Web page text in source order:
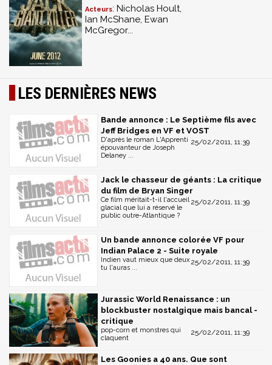
Acteurs: Nicholas Hoult,
Ian McShane, Ewan
McGregor...
LES DERNIÈRES NEWS
Bande annonce : Le Septième fils avec
Jeff Bridges en VF et VOST
25/02/2011, 11:39
D'après le roman L'Apprenti
épouvanteur de Joseph
Delaney ...
Jack le chasseur de géants : La critique
du film de Bryan Singer
25/02/2011, 11:39
Ce film méritait-t-il l'accueil
glacial que lui a réservé le
public outre-Atlantique ?
Un bande annonce colorée VF pour
Indian Palace 2 - Suite royale
25/02/2011, 11:39
Indien vaut mieux que deux
tu l'auras ...
Jurassic World Renaissance : un
blockbuster nostalgique mais bancal -
critique
25/02/2011, 11:39
pop-corn et monstres qui
claquent
Les Goonies a 40 ans. Que sont